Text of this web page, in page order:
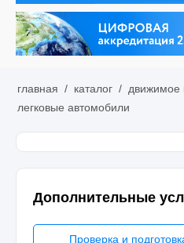
главная / каталог / движимое
легковые автомобили
Дополнительные
Проверка и